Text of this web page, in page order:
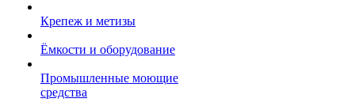
Крепеж и метизы
Ёмкости и оборудование
Промышленные моющие
средства